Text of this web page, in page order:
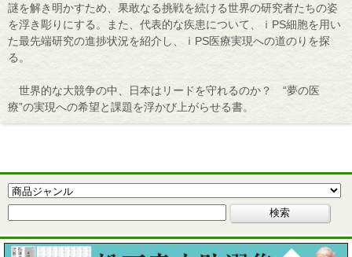
謎を解き明かすため、果敢なる挑戦を続ける世界の研究者たちの姿
を浮き彫りにする。また、代表的な疾患について、ｉPS細胞を用い
た最先端研究の進捗状況を紹介し、ｉPS医療実現への道のりを探
る。
世界的な大競争の中、日本はリードを守れるのか？ “夢の医
療”の実現への希望と課題を浮かび上がらせる書。